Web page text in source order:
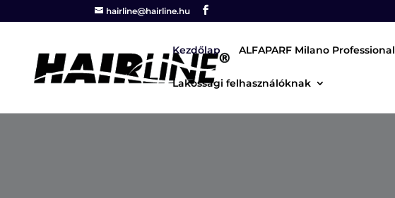
hairline@hairline.hu
Kezdőlap ALFAPARF Milano Professional
Lakossági felhasználóknak